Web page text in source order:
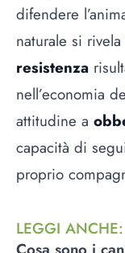
difendere
naturale si
resistenza
nell’economia
attitudine a
capacità di
proprio
LEGGI ANCHE: